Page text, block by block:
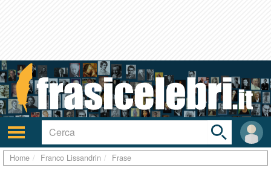
Attiva/disattiva
navigazione
User
area
Toggle
search
bar
Home Franco Lissandrin Frase